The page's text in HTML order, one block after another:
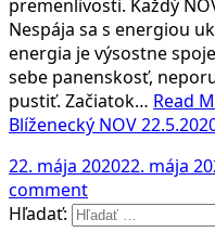
premenlivosti. Každý
Nespája sa s energiou
energia je výsostne
sebe panenskosť,
pustiť. Začiatok… Read
Blíženecký NOV
22. mája 202022. mája
comment
Hľadať: